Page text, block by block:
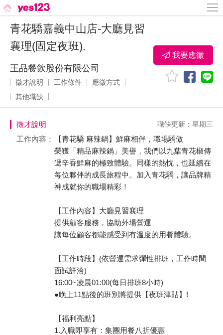
青花驕嘉義中山店-大廳見習
襄理(固定夜班).
王品餐飲股份有限公司
徵才說明 工作條件
應徵方式
其他職缺
我要應徵
徵才說明 職缺更新：星期三
工作內容：
【青花驕 麻辣鍋】鮮麻相伴，職場驕傲
榮獲「精品麻辣鍋」美譽，我們以九葉青花椒傳
遞辛香鮮麻的極致體驗。同樣的熱忱，也延續在
每位夥伴的成長旅程中。加入青花驕，讓品牌精
神成就你的職場精彩！
【工作內容】大廳見習襄理
提供顧客服務，協助外場營運
讓每位顧客都能感受到有溫度的用餐體驗。
【工作時段】(依營運需求彈性排班，工作時間
面試詳洽)
16:00~凌晨01:00(每日排班8小時)
●晚上11點後的班別將提供【夜班津貼】!
【福利亮點】
1.入職即享有：集團用餐八折優惠